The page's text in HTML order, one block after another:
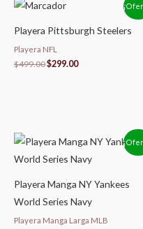
Playera Pittsburgh Steelers
Playera NFL
$499.00
precio
era:
$499.00.
$299.00
es:
Playera Manga NY Yankees
World Series Navy
Playera Manga Larga MLB
Rango
de
precios:
$459.00
$559.00